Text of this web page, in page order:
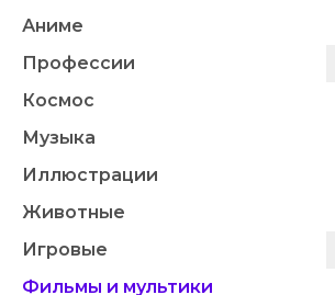
Аниме
Профессии
Космос
Музыка
Иллюстрации
Животные
Игровые
Фильмы и мультики